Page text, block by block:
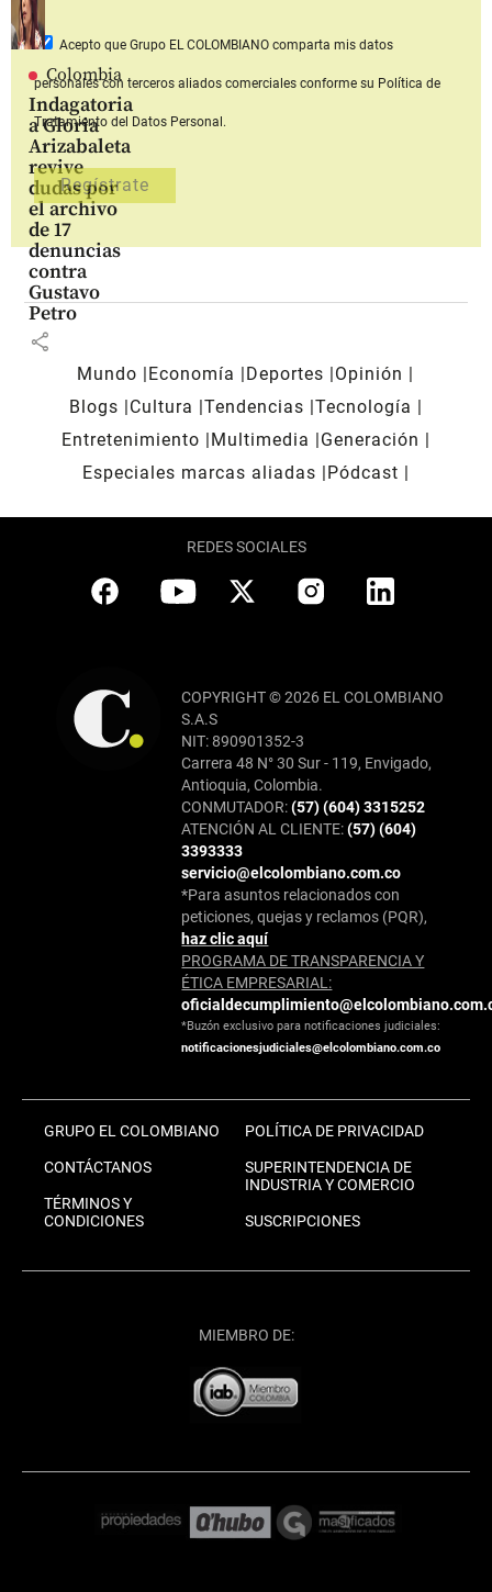
Colombia
Indagatoria
a Gloria
Arizabaleta
revive
dudas por
el archivo
de 17
denuncias
contra
Gustavo
Petro
share
Acepto que Grupo EL COLOMBIANOcomparta mis datos
personales con terceros aliados comerciales conforme su Política de
Tratamiento del Datos Personal.
Mundo Economía Deportes
Opinión
Blogs
Cultura Tendencias Tecnología
Entretenimiento
Multimedia
Generación
Especiales marcas aliadas
Pódcast
REDES SOCIALES
COPYRIGHT © 2026 EL COLOMBIANO
S.A.S
NIT: 890901352-3
Carrera 48 N° 30 Sur - 119, Envigado,
Antioquia, Colombia.
CONMUTADOR:(57) (604) 3315252
ATENCIÓN AL CLIENTE:(57) (604)
3393333
servicio@elcolombiano.com.co
*Para asuntos relacionados con
peticiones, quejas y reclamos (PQR),
haz clic aquí
PROGRAMA DE TRANSPARENCIA Y
ÉTICA EMPRESARIAL:
*Buzón exclusivo para notificaciones judiciales:
notificacionesjudiciales@elcolombiano.com.co
GRUPO EL COLOMBIANO
CONTÁCTANOS
TÉRMINOS Y
CONDICIONES
POLÍTICA DE PRIVACIDAD
SUPERINTENDENCIA DE
INDUSTRIA Y COMERCIO
SUSCRIPCIONES
MIEMBRO DE: